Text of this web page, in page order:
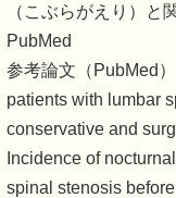
（こぶらがえり）と
PubMed
参考論文（PubMed
patients with lumbar
conservative and
Incidence of
spinal stenosis